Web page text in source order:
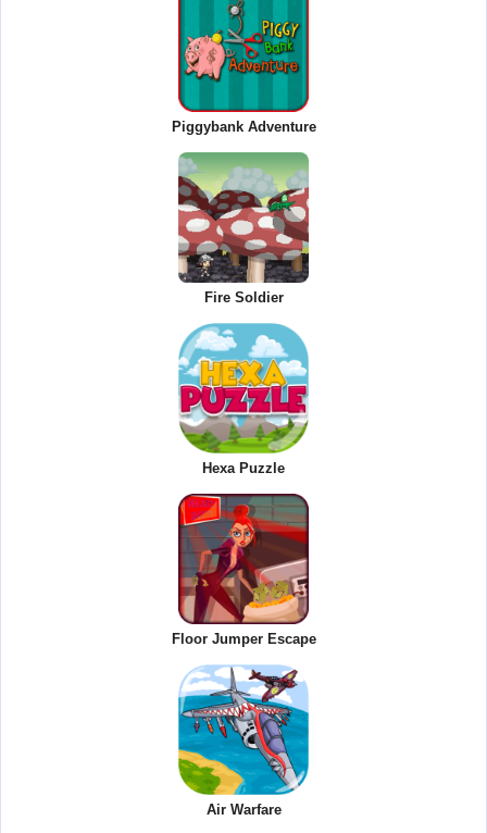
Piggybank Adventure
Fire Soldier
Hexa Puzzle
Floor Jumper Escape
Air Warfare